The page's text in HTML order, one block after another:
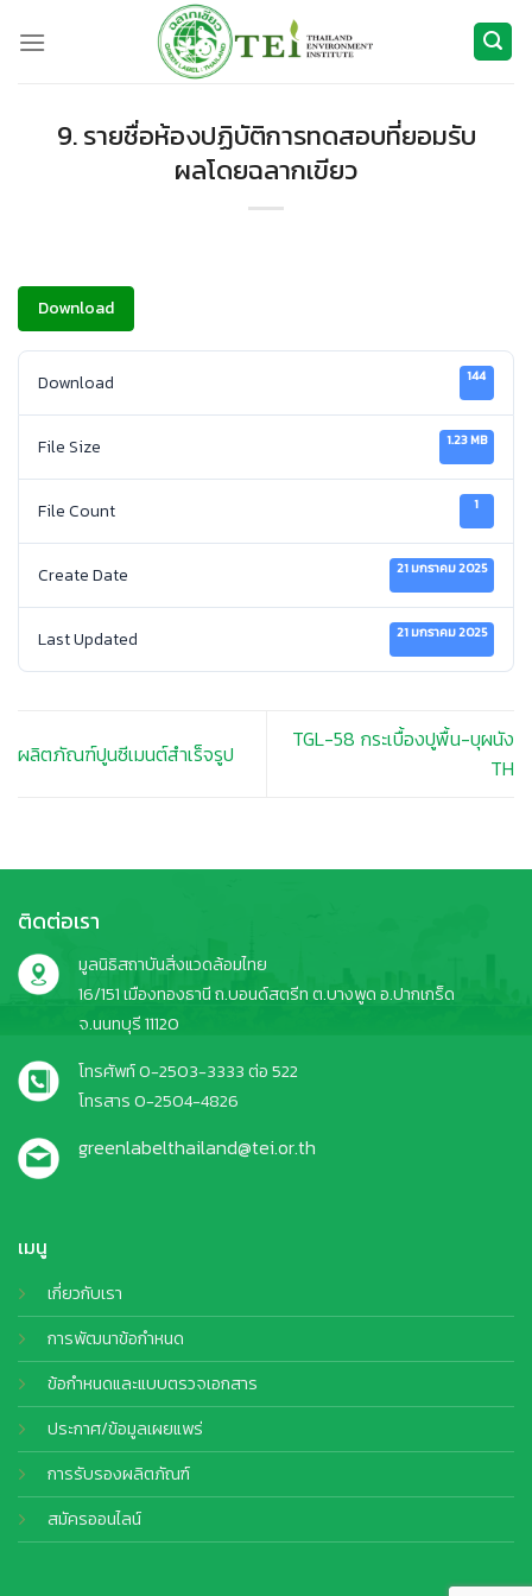
9. รายชื่อห้องปฏิบัติการทดสอบที่ยอมรับ
ผลโดยฉลากเขียว
Download
Download 144
File Size 1.23 MB
File Count 1
Create Date 21 มกราคม 2025
Last Updated 21 มกราคม 2025
ผลิตภัณฑ์ปูนซีเมนต์สำเร็จรูป
TGL-58 กระเบื้องปูพื้น-บุผนัง
TH
เมนู
เกี่ยวกับเรา
การพัฒนาข้อกำหนด
ข้อกำหนดและแบบตรวจเอกสาร
ประกาศ/ข้อมูลเผยแพร่
การรับรองผลิตภัณฑ์
สมัครออนไลน์
ติดต่อเรา
มูลนิธิสถาบันสิ่งแวดล้อมไทย
16/151 เมืองทองธานี ถ.บอนด์สตรีท ต.บางพูด อ.ปากเกร็ด
จ.นนทบุรี 11120
โทรศัพท์ 0-2503-3333 ต่อ 522
โทรสาร 0-2504-4826
greenlabelthailand@tei.or.th